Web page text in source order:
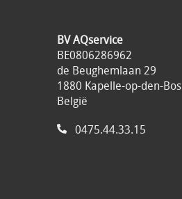
BV AQservice
BE0806286962
de Beughemlaan 29
1880 Kapelle-op-den-Bos
België
0475.44.33.15